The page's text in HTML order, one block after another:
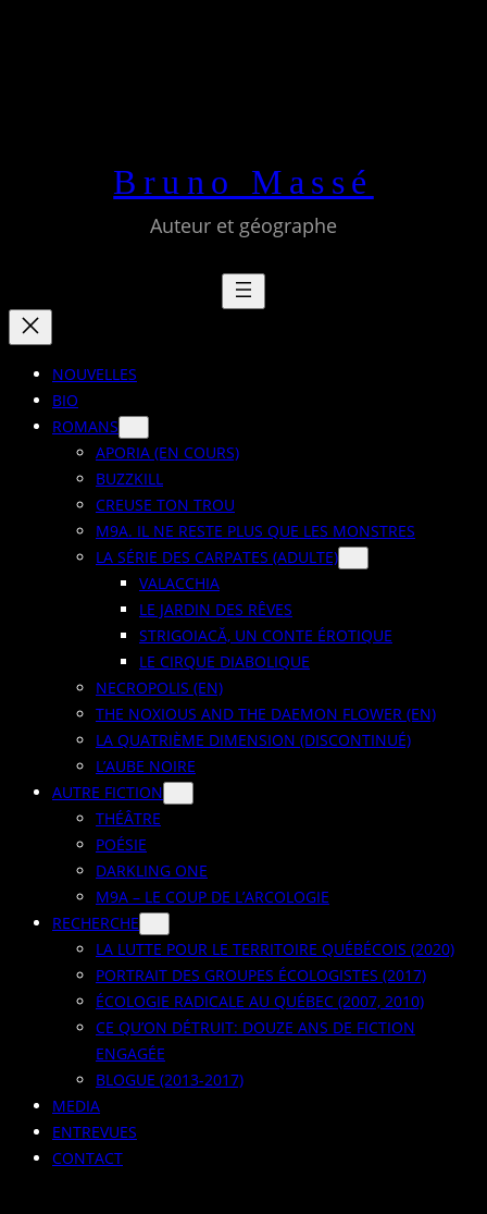
Bruno Massé
Auteur et géographe
NOUVELLES
BIO
ROMANS
APORIA (EN COURS)
BUZZKILL
CREUSE TON TROU
M9A. IL NE RESTE PLUS QUE LES MONSTRES
LA SÉRIE DES CARPATES (ADULTE)
VALACCHIA
LE JARDIN DES RÊVES
STRIGOIACĂ, UN CONTE ÉROTIQUE
LE CIRQUE DIABOLIQUE
NECROPOLIS (EN)
THE NOXIOUS AND THE DAEMON FLOWER (EN)
LA QUATRIÈME DIMENSION (DISCONTINUÉ)
L’AUBE NOIRE
AUTRE FICTION
THÉÂTRE
POÉSIE
DARKLING ONE
M9A – LE COUP DE L’ARCOLOGIE
RECHERCHE
LA LUTTE POUR LE TERRITOIRE QUÉBÉCOIS (2020)
PORTRAIT DES GROUPES ÉCOLOGISTES (2017)
ÉCOLOGIE RADICALE AU QUÉBEC (2007, 2010)
CE QU’ON DÉTRUIT: DOUZE ANS DE FICTION
ENGAGÉE
BLOGUE (2013-2017)
MEDIA
ENTREVUES
CONTACT